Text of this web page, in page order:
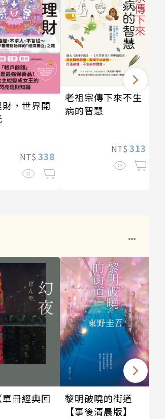
，世界開
NT$ 338
老祖宗傳下來不生
病的智慧
NT$ 313
冊經典回
黎明破曉的街道
【事後清晨版】